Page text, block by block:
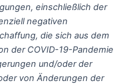
einschließlich der
negativen
die sich aus dem
der COVID-19-Pandemie
und/oder der
von Änderungen der